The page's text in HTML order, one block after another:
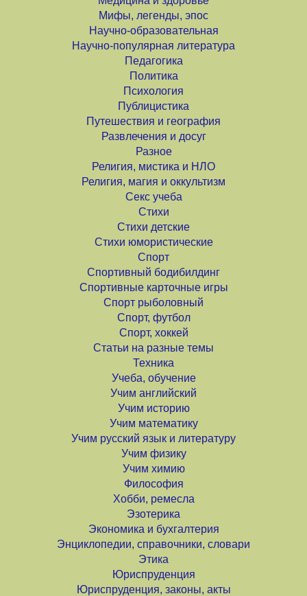
Мифы, легенды, эпос
Научно-образовательная
Научно-популярная литература
Педагогика
Политика
Психология
Публицистика
Путешествия и география
Развлечения и досуг
Разное
Религия, мистика и НЛО
Религия, магия и оккультизм
Секс учеба
Стихи
Стихи детские
Стихи юмористические
Спорт
Спортивный бодибилдинг
Спортивные карточные игры
Спорт рыболовный
Спорт, футбол
Спорт, хоккей
Статьи на разные темы
Техника
Учеба, обучение
Учим английский
Учим историю
Учим математику
Учим русский язык и литературу
Учим физику
Учим химию
Философия
Хобби, ремесла
Эзотерика
Экономика и бухгалтерия
Энциклопедии, справочники, словари
Этика
Юриспруденция
Юриспруденция, законы, акты